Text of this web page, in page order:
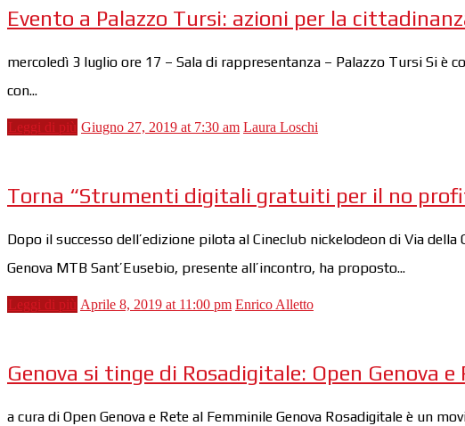
Evento a Palazzo Tursi: azioni per la
mercoledì 3 luglio ore 17 – Sala di rappresentanza – Palazzo Tursi Si è
con...
Leggi di più Giugno 27, 2019 at 7:30 am Laura Loschi
Torna “Strumenti digitali gratuiti per il no
Dopo il successo dell’edizione pilota al Cineclub nickelodeon di Via
Genova MTB Sant’Eusebio, presente all’incontro, ha proposto...
Leggi di più Aprile 8, 2019 at 11:00 pm Enrico Alletto
Genova si tinge di Rosadigitale: Open Genova
a cura di Open Genova e Rete al Femminile Genova Rosadigitale è un